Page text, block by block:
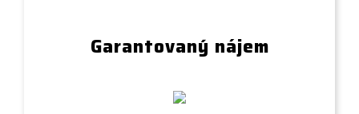
Garantovaný nájem